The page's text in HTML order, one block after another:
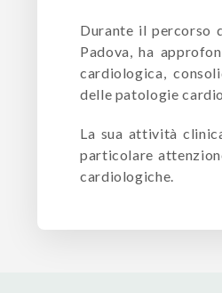
Durante il percorso
Padova, ha
cardiologica,
delle patologie
La sua attività
particolare
cardiologiche.